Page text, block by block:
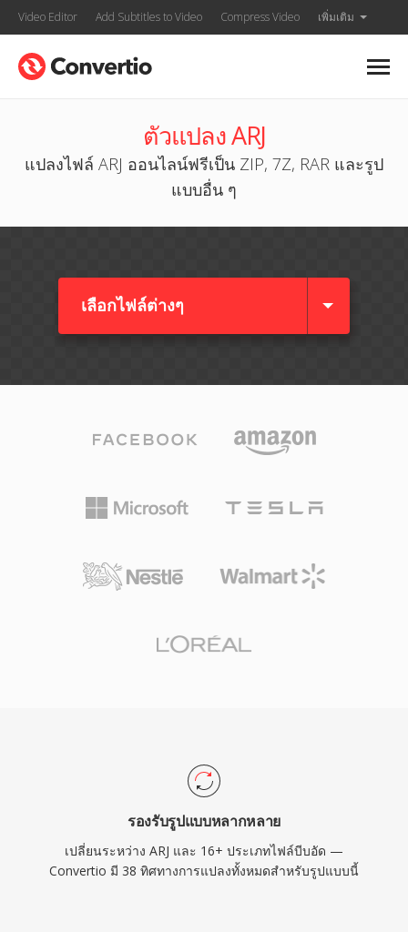
Video Editor Add Subtitles to Video Compress Video เพิ่มเติม
ตัวแปลง ARJ
แปลงไฟล์ ARJ ออนไลน์ฟรีเป็น ZIP, 7Z, RAR และรูป
แบบอื่น ๆ
เลือกไฟล์ต่างๆ​
รองรับรูปแบบหลากหลาย
เปลี่ยนระหว่าง ARJ และ 16+ ประเภทไฟล์บีบอัด —
Convertio มี 38 ทิศทางการแปลงทั้งหมดสำหรับรูปแบบนี้